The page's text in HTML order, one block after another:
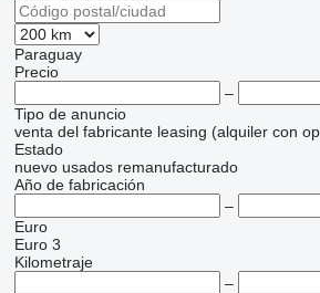
Paraguay
Precio
–
Tipo de anuncio
venta del fabricante leasing (alquiler con
Estado
nuevo usados remanufacturado
Año de fabricación
–
Euro
Euro 3
Kilometraje
–